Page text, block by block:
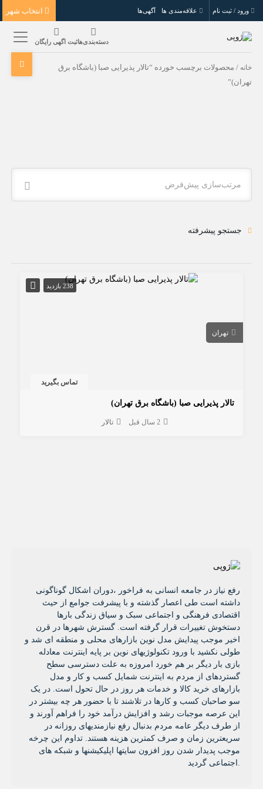
ورود / ثبت نام علاقه‌مندی ها آگهی‌ها
دسته‌بندی‌هاثبت اگهی رایگان
خانه / محصولات برچسب خورده “تالار پذیرایی صبا (باشگاه برق
تهران)”
مرتب‌سازی پیش‌فرض
جستجو پیشرفته
238 بازدید
تهران
تماس بگیرید
تالار پذیرایی صبا (باشگاه برق تهران)
2 سال قبل تالار
رفع نیاز در جامعه انسانی به فراخور ،دوران اشکال گوناگونی
داشته است طی اعصار گذشته و با پیشرفت جوامع از حیث
اقتصادی فرهنگی و اجتماعی سبک و سیاق زندگی بارها
دستخوش تغییرات قرار گرفته است. گسترش شهرها در قرن
اخیر موجب پیدایش مدل نوین بازارهای محلی و منطقه ای شد و
طولی نکشید با ورود تکنولوژیهای نوین بر پایه اینترنت معادله
بازی بار دیگر بر هم خورد امروزه به علت دسترسی سطح
گستردهای از مردم به اینترنت شمایل کسب و کار و مدل
بازارهای خرید کالا و خدمات هر روز در حال تحول است. در یک
سو صاحبان کسب و کارها در تلاشند تا با حضور هر چه بیشتر در
این عرصه موجبات رشد و افزایش درآمد خود را فراهم آورند و
از طرف دیگر عامه مردم بدنبال رفع نیازمندیهای روزانه در
سریعترین زمان و صرف کمترین هزینه هستند. تداوم این چرخه
موجب پدیدار شدن روز افزون سایتها اپلیکیشنها و شبکه های
اجتماعی گردید.